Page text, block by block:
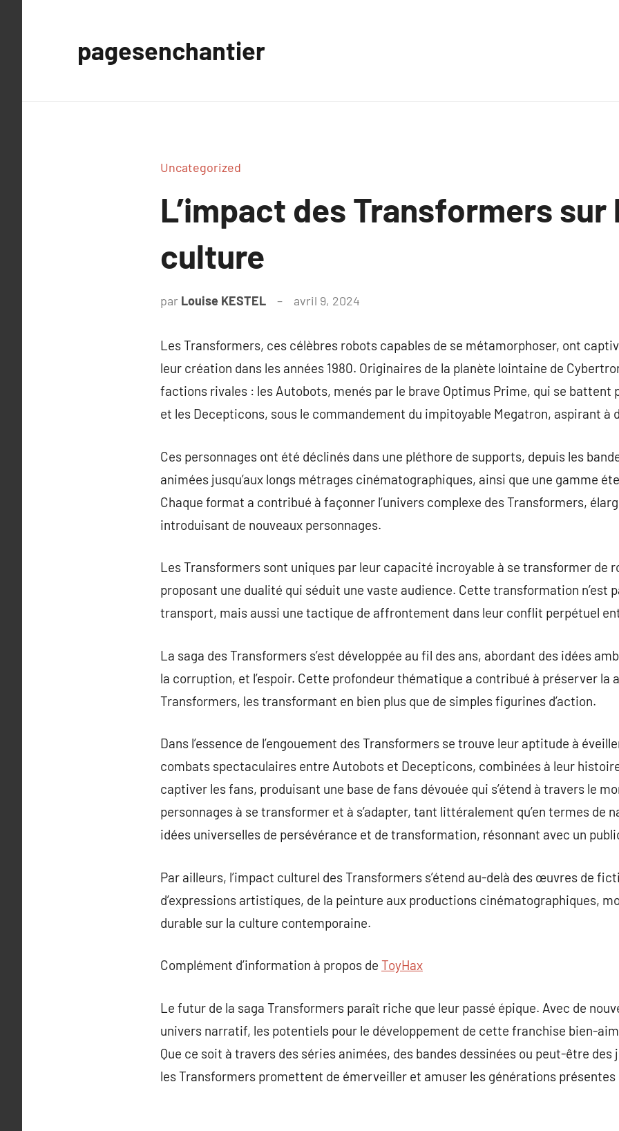
pagesenchantier
Uncategorized
L’impact des Transformers sur
culture
par Louise KESTEL avril 9, 2024
Les Transformers, ces célèbres robots capables de se métamorphoser, ont
leur création dans les années 1980. Originaires de la planète lointaine de
factions rivales : les Autobots, menés par le brave Optimus Prime, qui se battent
et les Decepticons, sous le commandement du impitoyable Megatron, aspirant à
Ces personnages ont été déclinés dans une pléthore de supports, depuis les
animées jusqu’aux longs métrages cinématographiques, ainsi que une gamme
Chaque format a contribué à façonner l’univers complexe des Transformers,
introduisant de nouveaux personnages.
Les Transformers sont uniques par leur capacité incroyable à se transformer de
proposant une dualité qui séduit une vaste audience. Cette transformation n’est
transport, mais aussi une tactique de affrontement dans leur conflit perpétuel
La saga des Transformers s’est développée au fil des ans, abordant des idées
la corruption, et l’espoir. Cette profondeur thématique a contribué à préserver la
Transformers, les transformant en bien plus que de simples figurines d’action.
Dans l’essence de l’engouement des Transformers se trouve leur aptitude à
combats spectaculaires entre Autobots et Decepticons, combinées à leur
captiver les fans, produisant une base de fans dévouée qui s’étend à travers le
personnages à se transformer et à s’adapter, tant littéralement qu’en termes de
idées universelles de persévérance et de transformation, résonnant avec un
Par ailleurs, l’impact culturel des Transformers s’étend au-delà des œuvres de
d’expressions artistiques, de la peinture aux productions cinématographiques,
durable sur la culture contemporaine.
Complément d’information à propos de ToyHax
Le futur de la saga Transformers paraît riche que leur passé épique. Avec de
univers narratif, les potentiels pour le développement de cette franchise bien-
Que ce soit à travers des séries animées, des bandes dessinées ou peut-être
les Transformers promettent de émerveiller et amuser les générations